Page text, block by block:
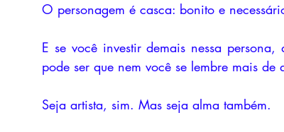
O personagem é casca: bonito e
E se você investir demais nessa
pode ser que nem você se lembre mais de
Seja artista, sim. Mas seja alma também.